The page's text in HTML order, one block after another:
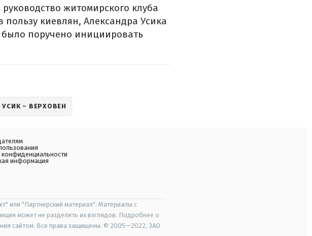
житомирского клуба
киевлян, Александра Усика
поручено инициировать
УСИК – ВЕРХОВЕН
конфиденциальности
информация
или "Партнерский материал". Материалы с
может не разделять их взглядов. Подробнее о
сайтом. Все права защищены. © 2005—2022, ЗАО